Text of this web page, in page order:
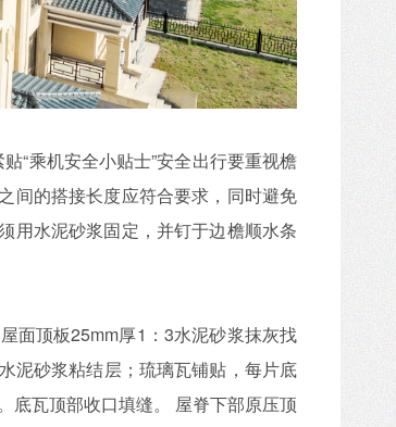
“乘机安全小贴士”安全出行要重视檐
间的搭接长度应符合要求，同时避免
用水泥砂浆固定，并钉于边檐顺水条
面顶板25mm厚1：3水泥砂浆抹灰找
泥砂浆粘结层；琉璃瓦铺贴，每片底
底瓦顶部收口填缝。 屋脊下部原压顶